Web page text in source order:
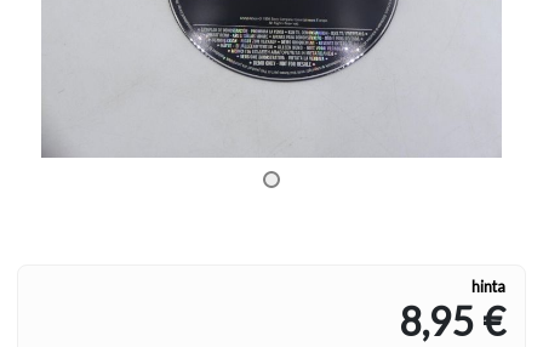
hinta
8,95 €